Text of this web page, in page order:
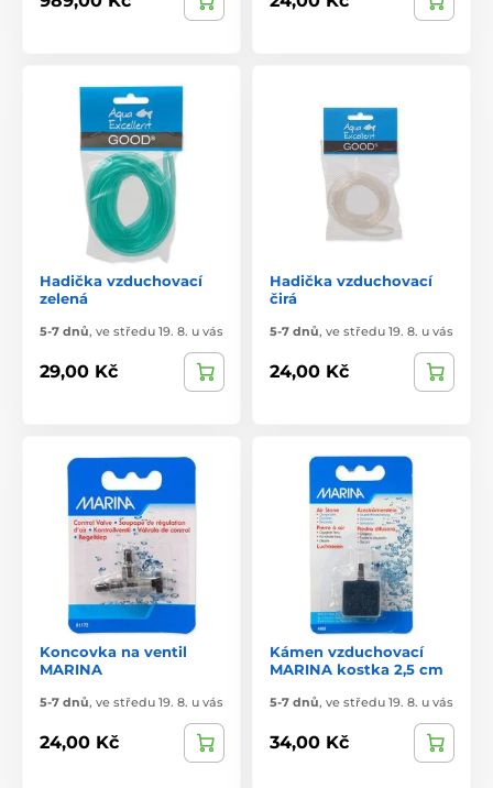
Hadička vzduchovací
zelená
5-7 dnů, ve středu 19. 8. u vás
29,00 Kč
Hadička vzduchovací
čirá
5-7 dnů, ve středu 19. 8. u vás
24,00 Kč
Koncovka na ventil
MARINA
5-7 dnů, ve středu 19. 8. u vás
24,00 Kč
Kámen vzduchovací
MARINA kostka 2,5 cm
5-7 dnů, ve středu 19. 8. u vás
34,00 Kč